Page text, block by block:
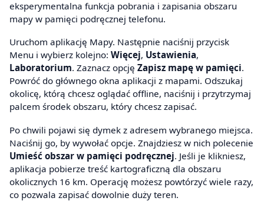
eksperymentalna funkcja pobrania i zapisania obszaru
mapy w pamięci podręcznej telefonu.
Uruchom aplikację Mapy. Następnie naciśnij przycisk
Menu i wybierz kolejno: Więcej, Ustawienia,
Laboratorium. Zaznacz opcję Zapisz mapę w pamięci.
Powróć do głównego okna aplikacji z mapami. Odszukaj
okolicę, którą chcesz oglądać offline, naciśnij i przytrzymaj
palcem środek obszaru, który chcesz zapisać.
Po chwili pojawi się dymek z adresem wybranego miejsca.
Naciśnij go, by wywołać opcje. Znajdziesz w nich polecenie
Umieść obszar w pamięci podręcznej. Jeśli je klikniesz,
aplikacja pobierze treść kartograficzną dla obszaru
okolicznych 16 km. Operację możesz powtórzyć wiele razy,
co pozwala zapisać dowolnie duży teren.